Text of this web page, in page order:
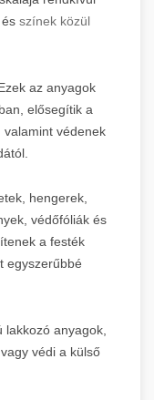
színek közül
az anyagok
elősegítik a
védenek
hengerek,
védőfóliák és
a festék
egyszerűbbé
anyagok,
védi a külső